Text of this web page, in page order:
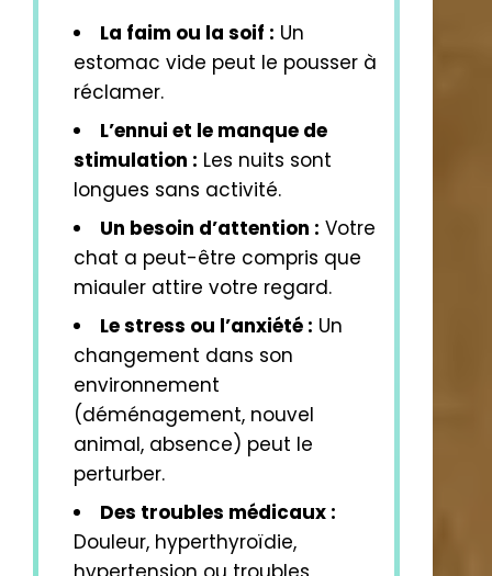
La faim ou la soif : Un
estomac vide peut le pousser à
réclamer.
L’ennui et le manque de
stimulation : Les nuits sont
longues sans activité.
Un besoin d’attention : Votre
chat a peut-être compris que
miauler attire votre regard.
Le stress ou l’anxiété : Un
changement dans son
environnement
(déménagement, nouvel
animal, absence) peut le
perturber.
Des troubles médicaux :
Douleur, hyperthyroïdie,